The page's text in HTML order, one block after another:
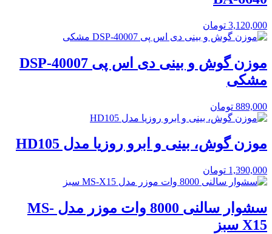
3,120,000 تومان
موزن گوش و بینی دی اس پی DSP-40007
مشکی
889,000 تومان
موزن گوش، بینی و ابرو روزیا مدل HD105
1,390,000 تومان
سشوار سالنی 8000 وات موزر مدل MS-
X15 سبز